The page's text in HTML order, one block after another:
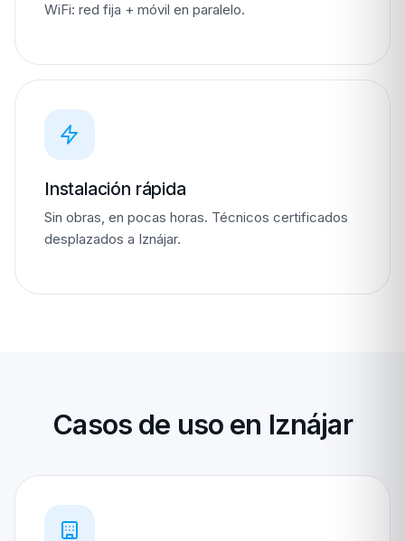
WiFi: red fija + móvil en paralelo.
Instalación rápida
Sin obras, en pocas horas. Técnicos certificados
desplazados a Iznájar.
Casos de uso en Iznájar